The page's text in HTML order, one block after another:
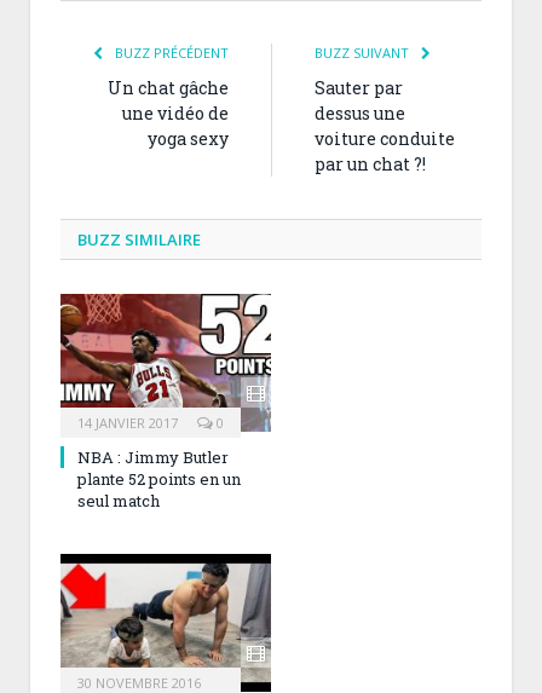
BUZZ PRÉCÉDENT
Un chat gâche
une vidéo de
yoga sexy
BUZZ SUIVANT
Sauter par
dessus une
voiture conduite
par un chat ?!
BUZZ SIMILAIRE
14 JANVIER 2017 0
NBA : Jimmy Butler
plante 52 points en un
seul match
30 NOVEMBRE 2016